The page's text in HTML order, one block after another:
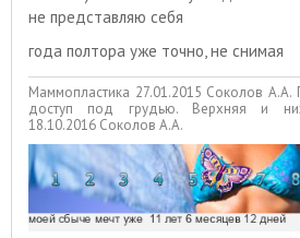
не представляю себя
года полтора уже точно, не снимая
Маммопластика 27.01.2015 Соколов
доступ под грудью. Верхняя и
18.10.2016 Соколов А.А.